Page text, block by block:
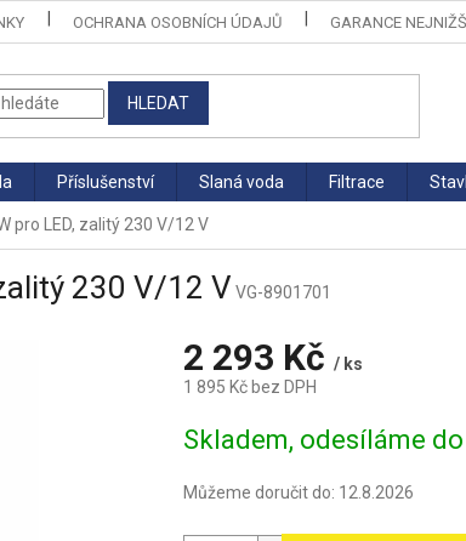
OCHRANA OSOBNÍCH ÚDAJŮ GARANCE NEJNIŽŠÍ
HLEDAT
Příslušenství Slaná voda Filtrace
pro LED, zalitý 230 V/12 V
230 V/12 V VG-8901701
2 293 Kč / ks
1 895 Kč bez DPH
cena:
Skladem, odesíláme
Můžeme doručit do: 12.8.2026